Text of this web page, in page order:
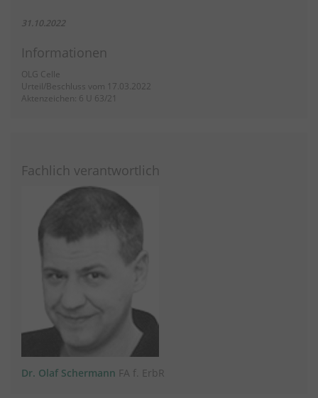
31.10.2022
Informationen
OLG Celle
Urteil/Beschluss vom 17.03.2022
Aktenzeichen: 6 U 63/21
Fachlich verantwortlich
Dr. Olaf Schermann FA f. ErbR